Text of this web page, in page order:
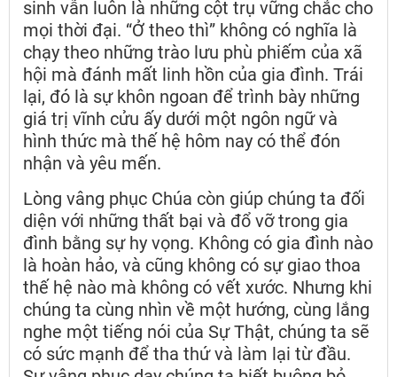
sinh vẫn luôn là những cột trụ vững chắc cho
mọi thời đại. “Ở theo thì” không có nghĩa là
chạy theo những trào lưu phù phiếm của xã
hội mà đánh mất linh hồn của gia đình. Trái
lại, đó là sự khôn ngoan để trình bày những
giá trị vĩnh cửu ấy dưới một ngôn ngữ và
hình thức mà thế hệ hôm nay có thể đón
nhận và yêu mến.
Lòng vâng phục Chúa còn giúp chúng ta đối
diện với những thất bại và đổ vỡ trong gia
đình bằng sự hy vọng. Không có gia đình nào
là hoàn hảo, và cũng không có sự giao thoa
thế hệ nào mà không có vết xước. Nhưng khi
chúng ta cùng nhìn về một hướng, cùng lắng
nghe một tiếng nói của Sự Thật, chúng ta sẽ
có sức mạnh để tha thứ và làm lại từ đầu.